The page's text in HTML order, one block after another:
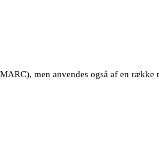
men anvendes også af en række